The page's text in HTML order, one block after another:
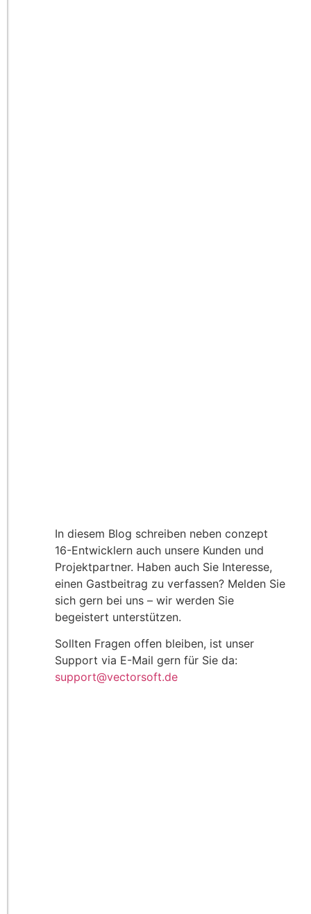
In diesem Blog schreiben neben conzept
16-Entwicklern auch unsere Kunden und
Projektpartner. Haben auch Sie Interesse,
einen Gastbeitrag zu verfassen? Melden Sie
sich gern bei uns – wir werden Sie
begeistert unterstützen.
Sollten Fragen offen bleiben, ist unser
Support via E-Mail gern für Sie da:
support@vectorsoft.de